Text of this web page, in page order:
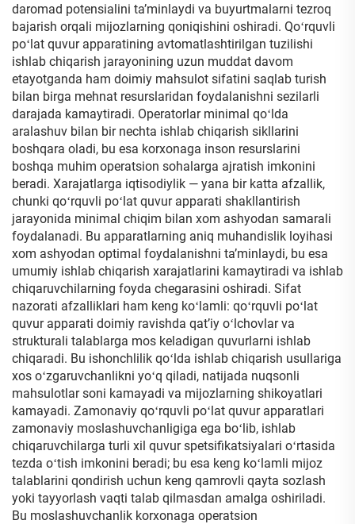
daromad potensialini taʼminlaydi va buyurtmalarni tezroq
bajarish orqali mijozlarning qoniqishini oshiradi. Qoʻrquvli
poʻlat quvur apparatining avtomatlashtirilgan tuzilishi
ishlab chiqarish jarayonining uzun muddat davom
etayotganda ham doimiy mahsulot sifatini saqlab turish
bilan birga mehnat resurslaridan foydalanishni sezilarli
darajada kamaytiradi. Operatorlar minimal qoʻlda
aralashuv bilan bir nechta ishlab chiqarish sikllarini
boshqara oladi, bu esa korxonaga inson resurslarini
boshqa muhim operatsion sohalarga ajratish imkonini
beradi. Xarajatlarga iqtisodiylik — yana bir katta afzallik,
chunki qoʻrquvli poʻlat quvur apparati shakllantirish
jarayonida minimal chiqim bilan xom ashyodan samarali
foydalanadi. Bu apparatlarning aniq muhandislik loyihasi
xom ashyodan optimal foydalanishni taʼminlaydi, bu esa
umumiy ishlab chiqarish xarajatlarini kamaytiradi va ishlab
chiqaruvchilarning foyda chegarasini oshiradi. Sifat
nazorati afzalliklari ham keng koʻlamli: qoʻrquvli poʻlat
quvur apparati doimiy ravishda qatʼiy oʻlchovlar va
strukturali talablarga mos keladigan quvurlarni ishlab
chiqaradi. Bu ishonchlilik qoʻlda ishlab chiqarish usullariga
xos oʻzgaruvchanlikni yoʻq qiladi, natijada nuqsonli
mahsulotlar soni kamayadi va mijozlarning shikoyatlari
kamayadi. Zamonaviy qoʻrquvli poʻlat quvur apparatlari
zamonaviy moslashuvchanligiga ega boʻlib, ishlab
chiqaruvchilarga turli xil quvur spetsifikatsiyalari oʻrtasida
tezda oʻtish imkonini beradi; bu esa keng koʻlamli mijoz
talablarini qondirish uchun keng qamrovli qayta sozlash
yoki tayyorlash vaqti talab qilmasdan amalga oshiriladi.
Bu moslashuvchanlik korxonaga operatsion